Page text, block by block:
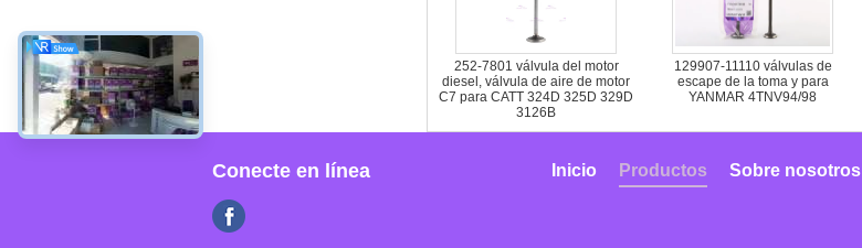
252-7801 válvula del motor
diesel, válvula de aire de motor
C7 para CATT 324D 325D 329D
3126B
129907-11110 válvulas de
escape de la toma y para
YANMAR 4TNV94/98
Conecte en línea Sobre nosotros
Productos
Inicio